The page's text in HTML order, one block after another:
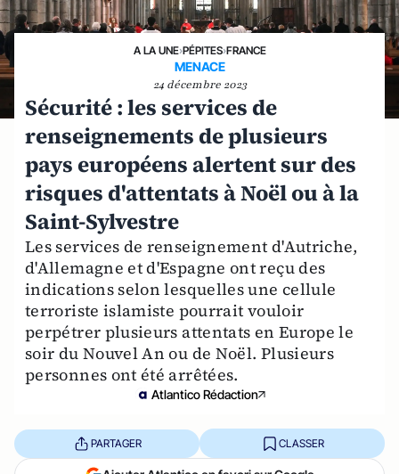
A LA UNE›PÉPITES›FRANCE
MENACE
24 décembre 2023
Sécurité : les services de
renseignements de plusieurs
pays européens alertent sur des
risques d'attentats à Noël ou à la
Saint-Sylvestre
Les services de renseignement d'Autriche,
d'Allemagne et d'Espagne ont reçu des
indications selon lesquelles une cellule
terroriste islamiste pourrait vouloir
perpétrer plusieurs attentats en Europe le
soir du Nouvel An ou de Noël. Plusieurs
personnes ont été arrêtées.
Atlantico Rédaction
PARTAGER CLASSER